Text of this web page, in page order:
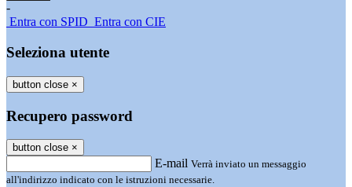
-
Entra con SPID Entra con CIE
Seleziona utente
button close ×
Recupero password
button close ×
E-mail Verrà inviato un messaggio
all'indirizzo indicato con le istruzioni necessarie.